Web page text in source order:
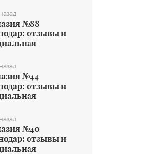
№88
отзывы и
№44
отзывы и
№40
отзывы и